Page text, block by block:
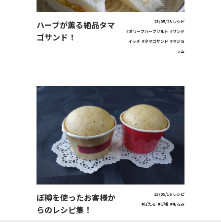
ハーブが薫る絶品タマ
ゴサンド！
23/05/25 レシピ
#オリーブハーブソルト #サンド
イッチ #タマゴサンド #マジョ
ラム
ぽ樽を使ったお客様か
らのレシピ集！
23/05/16 レシピ
#ぽたる #ぽ樽 #もろみ